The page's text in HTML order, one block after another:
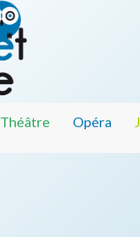
Théâtre Opéra